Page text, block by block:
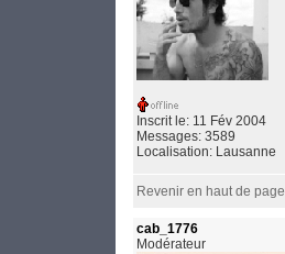
Inscrit le: 11 Fév 2004
Messages: 3589
Localisation: Lausanne
Revenir en haut de page
cab_1776
Modérateur